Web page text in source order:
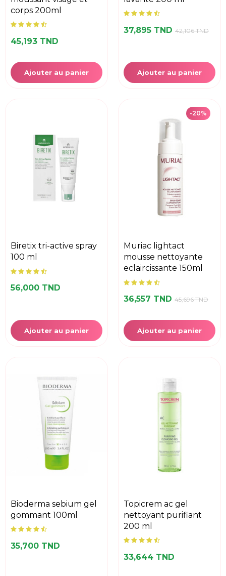
corps 200ml
45,193 TND
Ajouter au panier
37,895 TND 42,106 TND
Ajouter au panier
biretix tri-active spray
100 ml
56,000 TND
Ajouter au panier
-20%
muriac lightact
mousse nettoyante
eclaircissante 150ml
36,557 TND 45,696 TND
Ajouter au panier
bioderma sebium gel
gommant 100ml
35,700 TND
topicrem ac gel
nettoyant purifiant
200 ml
33,644 TND